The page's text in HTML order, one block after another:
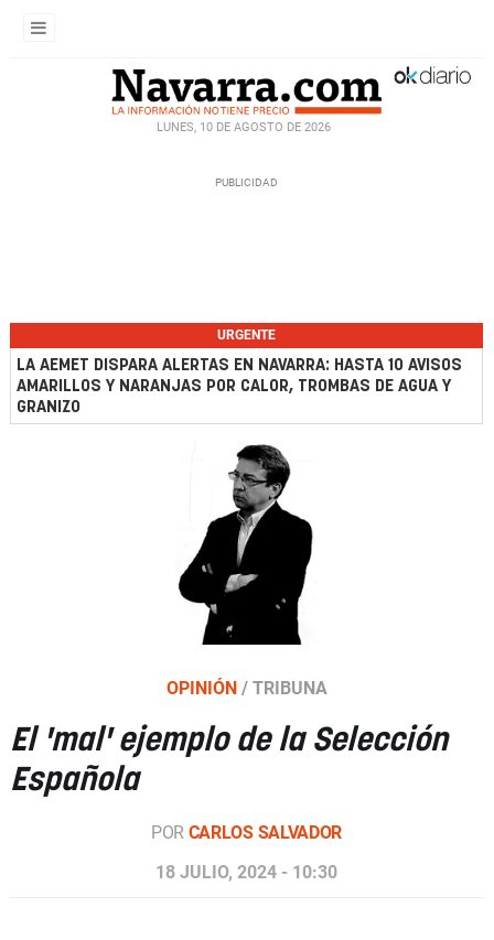
LUNES, 10 DE AGOSTO DE 2026
URGENTE
LA AEMET DISPARA ALERTAS EN NAVARRA: HASTA 10 AVISOS
AMARILLOS Y NARANJAS POR CALOR, TROMBAS DE AGUA Y
GRANIZO
OPINIÓN / TRIBUNA
El 'mal' ejemplo de la Selección
Española
POR CARLOS SALVADOR
18 JULIO, 2024 - 10:30